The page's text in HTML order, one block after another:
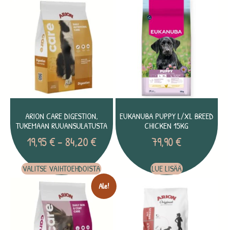
ARION CARE DIGESTION,
TUKEMAAN RUUANSULATUSTA
19,95€ – 84,20€
VALITSE VAIHTOEHDOISTA
EUKANUBA PUPPY L/XL BREED
CHICKEN 15KG
79,90€
LUE LISÄÄ
Ale!